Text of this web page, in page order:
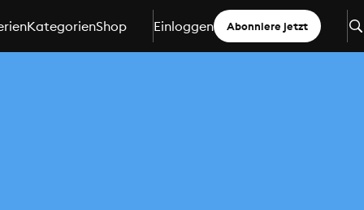
KategorienShop Einloggen Abonniere jetzt